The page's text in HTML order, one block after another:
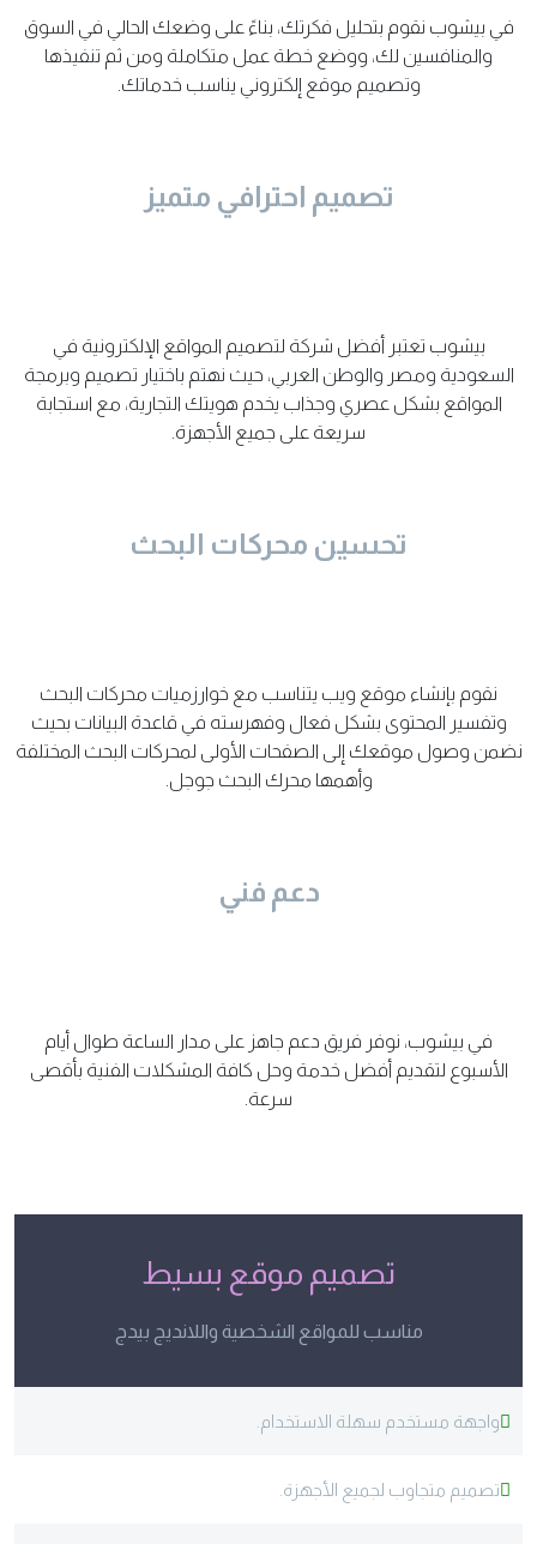
في بيشوب نقوم بتحليل فكرتك، بناءً على وضعك الحالي في السوق
والمنافسين لك، ووضع خطة عمل متكاملة ومن ثم تنفيذها
وتصميم موقع إلكتروني يناسب خدماتك.
تصميم احترافي متميز
بيشوب تعتبر أفضل شركة لتصميم المواقع الإلكترونية في
السعودية ومصر والوطن العربي، حيث نهتم باختيار تصميم وبرمجة
المواقع بشكل عصري وجذاب يخدم هويتك التجارية، مع استجابة
سريعة على جميع الأجهزة.
تحسين محركات البحث
نقوم بإنشاء موقع ويب يتناسب مع خوارزميات محركات البحث
وتفسير المحتوى بشكل فعال وفهرسته في قاعدة البيانات بحيث
نضمن وصول موقعك إلى الصفحات الأولى لمحركات البحث المختلفة
وأهمها محرك البحث جوجل.
دعم فني
في بيشوب، نوفر فريق دعم جاهز على مدار الساعة طوال أيام
الأسبوع لتقديم أفضل خدمة وحل كافة المشكلات الفنية بأقصى
سرعة.
تصميم موقع بسيط
مناسب للمواقع الشخصية واللانديج بيدج
واجهة مستخدم سهلة الاستخدام.
تصميم متجاوب لجميع الأجهزة.